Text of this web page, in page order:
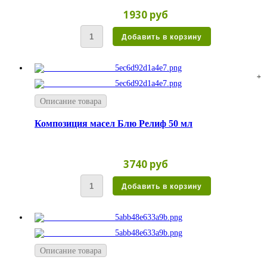
1930 руб
Описание товара
Композиция масел Блю Релиф 50 мл
3740 руб
Описание товара